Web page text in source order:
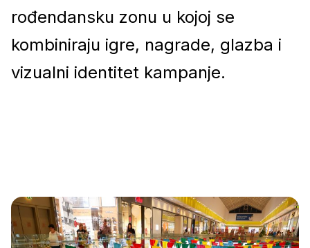
rođendansku zonu u kojoj se
kombiniraju igre, nagrade, glazba i
vizualni identitet kampanje.